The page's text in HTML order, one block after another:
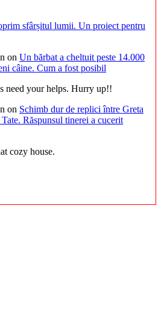
sfârșitul lumii. Un proiect pentru
on Un bărbat a cheltuit peste 14.000
câine. Cum a fost posibil
need your helps. Hurry up!!
on Schimb dur de replici între Greta
Răspunsul tinerei a cucerit
cozy house.